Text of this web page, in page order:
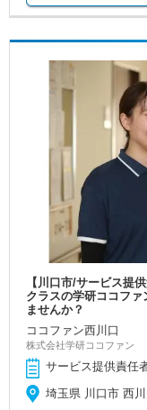
【川口市/サービス提
クラスの学研ココフ
ませんか？
ココファン西川口
株式会社学研ココファン
サービス提供責任
埼玉県 川口市 西川